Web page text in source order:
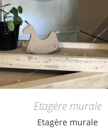
Etagère murale
Etagère murale